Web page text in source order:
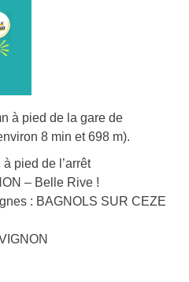
à pied de la gare de
8 min et 698 m).
pied de l’arrêt
– Belle Rive !
: BAGNOLS SUR CEZE